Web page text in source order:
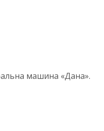
машина «Дана».